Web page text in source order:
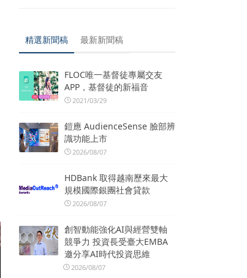
精選新聞稿 最新新聞稿
FLOC唯一基督徒專屬交友
APP，基督徒的新福音
2021/03/29
鎧應 AudienceSense 臉部辨
識功能上市
2026/08/07
HDBank 取得越南歷來最大
規模國際銀團社會貸款
2026/08/07
創智動能強化AI與經營雙軸
競爭力 投資長受臺大EMBA
邀分享AI時代投資思維
2026/08/07